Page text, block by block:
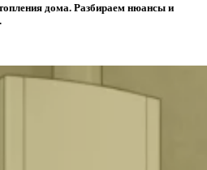
дома. Разбираем нюансы и